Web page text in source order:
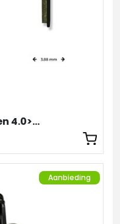
Remblokset voor modellen 4.0>5.1
Aanbieding